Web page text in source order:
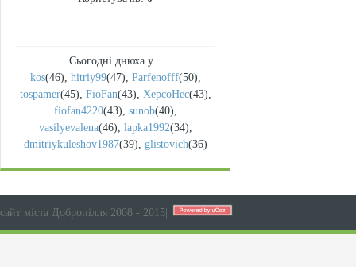
Сьогодні днюха у...
kos(46), hitriy99(47), Parfenofff(50),
tospamer(45), FioFan(43), XepcoHec(43),
fiofan4220(43), sunob(40),
vasilyevalena(46), lapka1992(34),
dmitriykuleshov1987(39), glistovich(36)
сайт міста Добропілля 2008 - 2015